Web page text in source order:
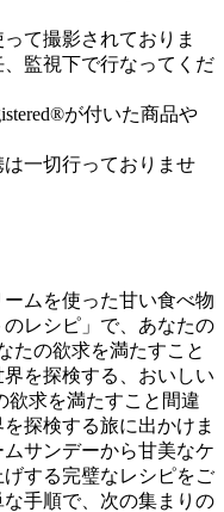
て撮影されておりま
監視下で行なってくだ
が付いた商品や
一切行っておりませ
ムを使った甘い食べ物
レシピ」で、あなたの
たの欲求を満たすこと
を探検する、おいしい
欲求を満たすこと間違
探検する旅に出かけま
サンデーから甘美なケ
する完璧なレシピをご
手順で、次の集まりの